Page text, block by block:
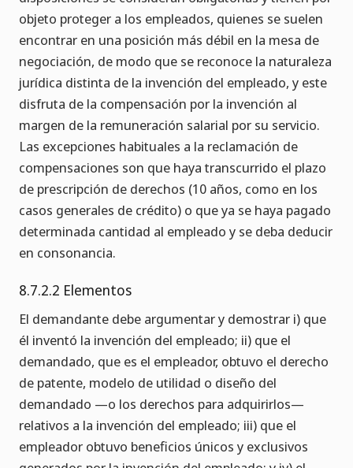
objeto proteger a los empleados, quienes se suelen
encontrar en una posición más débil en la mesa de
negociación, de modo que se reconoce la naturaleza
jurídica distinta de la invención del empleado, y este
disfruta de la compensación por la invención al
margen de la remuneración salarial por su servicio.
Las excepciones habituales a la reclamación de
compensaciones son que haya transcurrido el plazo
de prescripción de derechos (10 años, como en los
casos generales de crédito) o que ya se haya pagado
determinada cantidad al empleado y se deba deducir
en consonancia.
8.7.2.2 Elementos
El demandante debe argumentar y demostrar i) que
él inventó la invención del empleado; ii) que el
demandado, que es el empleador, obtuvo el derecho
de patente, modelo de utilidad o diseño del
demandado —o los derechos para adquirirlos—
relativos a la invención del empleado; iii) que el
empleador obtuvo beneficios únicos y exclusivos